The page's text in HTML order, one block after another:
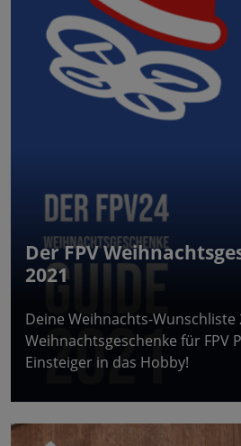
Der FPV
2021
Deine Weihnachts-Wunschliste
Weihnachtsgeschenke für FPV
Einsteiger in das Hobby!